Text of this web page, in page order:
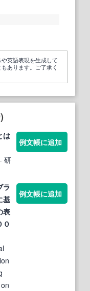
英語表現を生成して
あります。ご了承く
は
- 研
例文帳に追加
ラ
基
表
０
例文帳に追加